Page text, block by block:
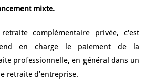
mixte.
complémentaire privée, c‘est
en charge le paiement de la
professionnelle, en général dans un
retraite d’entreprise.